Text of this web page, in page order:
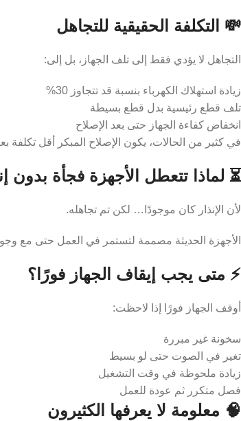
💸 التكلفة الحقيقية للتجاهل
التجاهل لا يؤدي فقط إلى تلف الجهاز، بل إلى:
زيادة استهلاك الكهرباء بنسبة قد تتجاوز 30%
تلف قطع رئيسية بدل قطع بسيطة
انخفاض كفاءة الجهاز حتى بعد الإصلاح
في كثير من الحالات، يكون الإصلاح المبكر أقل تكلفة
⏳ لماذا تتعطل الأجهزة فجأة بدون
لأن الإنذار كان موجودًا… لكن تم تجاهله.
الأجهزة الحديثة مصممة لتستمر في العمل حتى مع
⚡ متى يجب إيقاف الجهاز فورًا؟
أوقف الجهاز فورًا إذا لاحظت:
سخونة غير مبررة
تغير في الصوت حتى لو بسيط
زيادة ملحوظة في وقت التشغيل
فصل متكرر ثم عودة للعمل
🧠 معلومة لا يعرفها الكثيرون